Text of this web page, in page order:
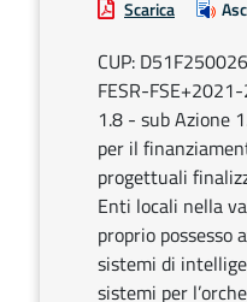
Scarica
CUP:
FESR-
1.8 - sub Azione
per il
progettuali
Enti locali nella
proprio possesso
sistemi di
sistemi per